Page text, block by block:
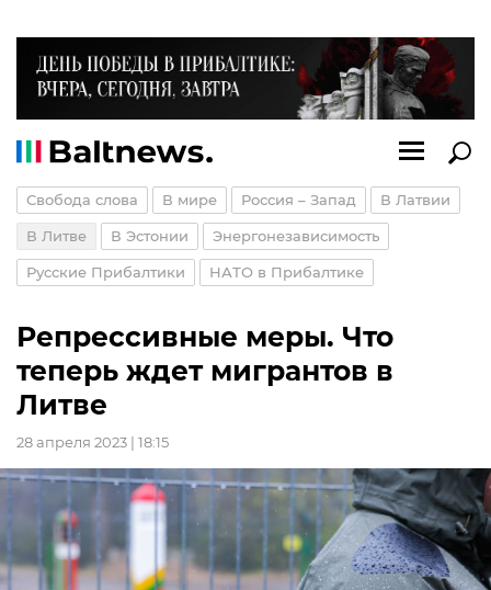
Свобода слова В мире Россия – Запад В Латвии
В Литве В Эстонии Энергонезависимость
Русские Прибалтики НАТО в Прибалтике
Репрессивные меры. Что
теперь ждет мигрантов в
Литве
28 апреля 2023 | 18:15